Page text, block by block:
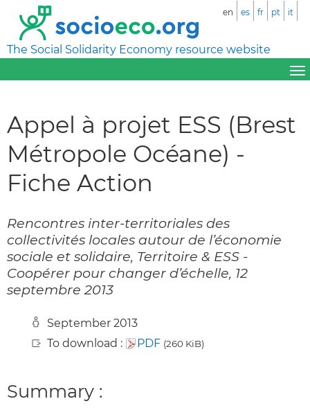
The Social Solidarity Economy resource website
en es fr pt it
Appel à projet ESS (Brest
Métropole Océane) -
Fiche Action
Rencontres inter-territoriales des
collectivités locales autour de l’économie
sociale et solidaire, Territoire & ESS -
Coopérer pour changer d’échelle, 12
septembre 2013
September 2013
To download :
PDF (260 KiB)
Summary :